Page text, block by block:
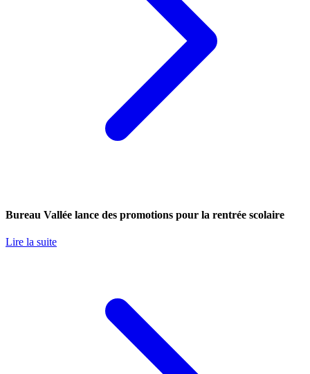
Bureau Vallée lance des promotions pour la rentrée scolaire
Lire la suite